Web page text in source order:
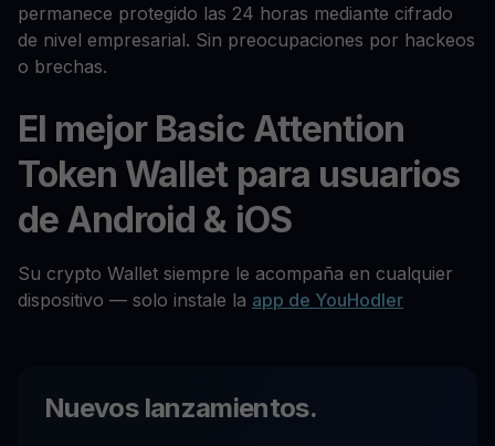
permanece protegido las 24 horas mediante cifrado
de nivel empresarial. Sin preocupaciones por hackeos
o brechas.
El mejor Basic Attention
Token Wallet para usuarios
de Android & iOS
Su crypto Wallet siempre le acompaña en cualquier
dispositivo — solo instale la app de YouHodler
Nuevos lanzamientos.